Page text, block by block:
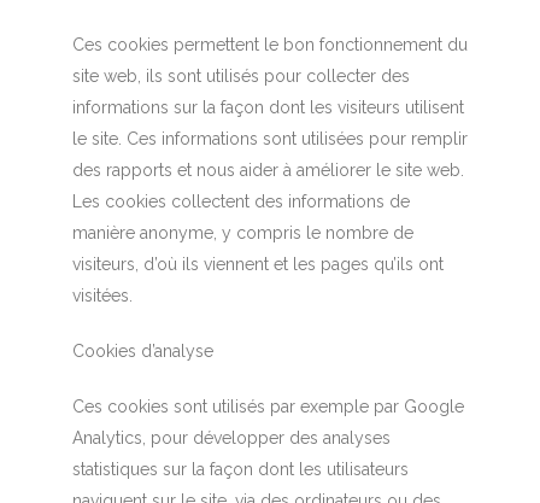
Ces cookies permettent le bon fonctionnement du
site web, ils sont utilisés pour collecter des
informations sur la façon dont les visiteurs utilisent
le site. Ces informations sont utilisées pour remplir
des rapports et nous aider à améliorer le site web.
Les cookies collectent des informations de
manière anonyme, y compris le nombre de
visiteurs, d’où ils viennent et les pages qu’ils ont
visitées.
Cookies d’analyse
Ces cookies sont utilisés par exemple par Google
Analytics, pour développer des analyses
statistiques sur la façon dont les utilisateurs